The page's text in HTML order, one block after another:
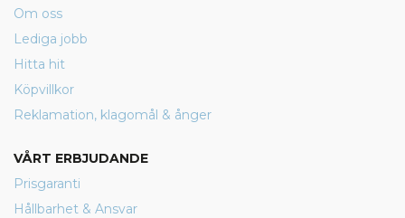
Om oss
Lediga jobb
Hitta hit
Köpvillkor
Reklamation, klagomål & ånger
VÅRT ERBJUDANDE
Prisgaranti
Hållbarhet & Ansvar